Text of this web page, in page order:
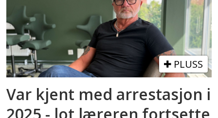
PLUSS
Var kjent med arrestasjon i